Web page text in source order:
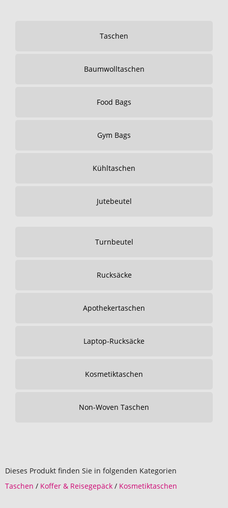
Taschen
Baumwolltaschen
Food Bags
Gym Bags
Kühltaschen
Jutebeutel
Turnbeutel
Rucksäcke
Apothekertaschen
Laptop-Rucksäcke
Kosmetiktaschen
Non-Woven Taschen
Dieses Produkt finden Sie in folgenden Kategorien
Taschen / Koffer & Reisegepäck / Kosmetiktaschen